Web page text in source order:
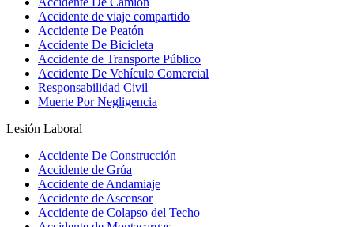
Accidente de viaje compartido
Accidente De Peatón
Accidente De Bicicleta
Accidente de Transporte Público
Accidente De Vehículo Comercial
Responsabilidad Civil
Muerte Por Negligencia
Lesión Laboral
Accidente De Construcción
Accidente de Grúa
Accidente de Andamiaje
Accidente de Ascensor
Accidente de Colapso del Techo